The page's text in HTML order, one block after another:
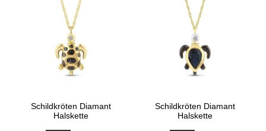
Schildkröten Diamant
Halskette
Schildkröten Diamant
Halskette